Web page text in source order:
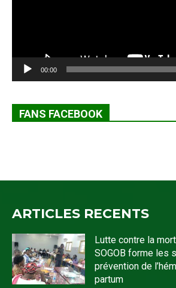
00:00
FANS FACEBOOK
ARTICLES RECENTS
Lutte contre la
SOGOB forme les
prévention de
partum